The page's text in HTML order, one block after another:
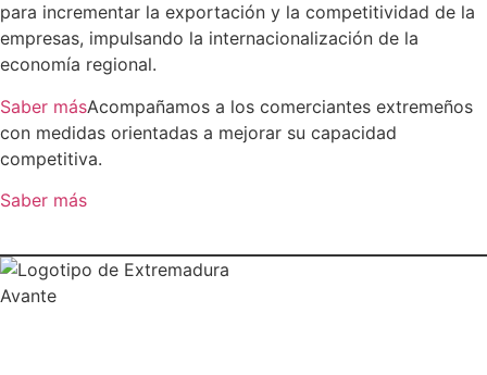
para incrementar la exportación y la competitividad de la
empresas, impulsando la internacionalización de la
economía regional.
Saber másAcompañamos a los comerciantes extremeños
con medidas orientadas a mejorar su capacidad
competitiva.
Saber más